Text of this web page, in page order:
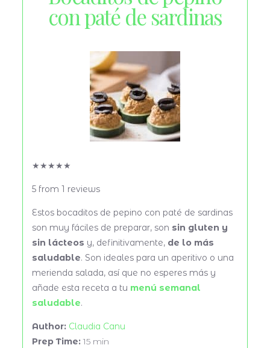
con paté de sardinas
★★★★★
5 from 1 reviews
Estos bocaditos de pepino con paté de sardinas
son muy fáciles de preparar, son sin gluten y
sin lácteos y, definitivamente, de lo más
saludable. Son ideales para un aperitivo o una
merienda salada, así que no esperes más y
añade esta receta a tu menú semanal
saludable.
Author: Claudia Canu
Prep Time: 15 min